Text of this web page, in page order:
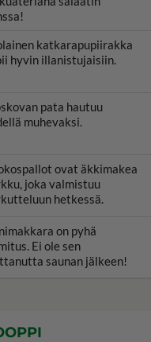
katkarapupiirakka
hyvin illanistujaisiin.
pata hautuu
muhevaksi.
ovat äkkimakea
joka valmistuu
hetkessä.
on pyhä
Ei ole sen
saunan jälkeen!